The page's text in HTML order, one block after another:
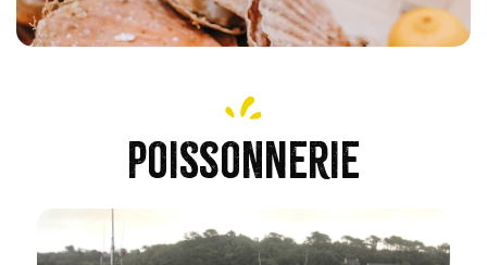
Poissonnerie